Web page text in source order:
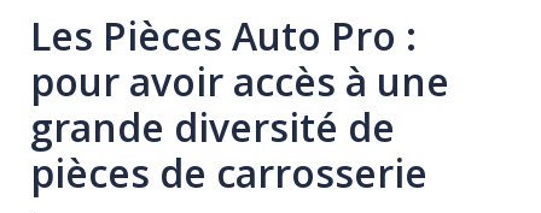
Les Pièces Auto Pro :
pour avoir accès à une
grande diversité de
pièces de carrosserie